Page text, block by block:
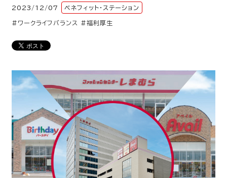
2023/12/07 ベネフィット・ステーション
#ワークライフバランス #福利厚生